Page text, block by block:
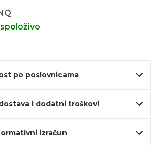
po poslovnicama
i dodatni troškovi
izračun